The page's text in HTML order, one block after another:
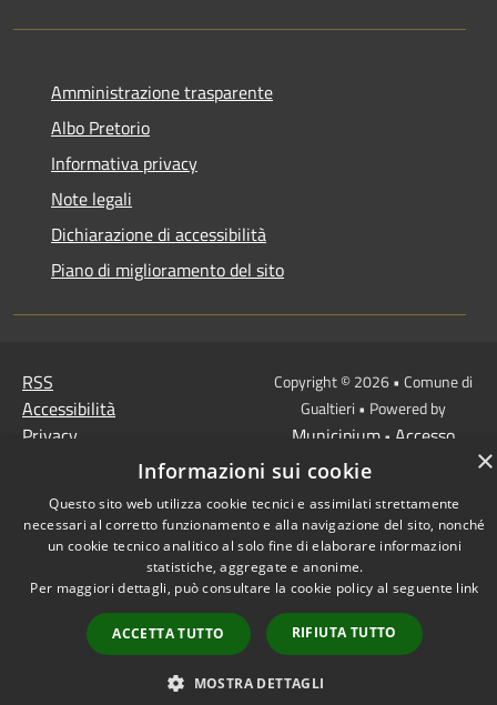
Amministrazione trasparente
Albo Pretorio
Informativa privacy
Note legali
Dichiarazione di accessibilità
Piano di miglioramento del sito
RSS
Accessibilità
Privacy
Copyright © 2026 • Comune di
Gualtieri • Powered by
Municipium• Accesso
redazione
×
Informazioni sui cookie
Questo sito web utilizza cookie tecnici e assimilati strettamente
necessari al corretto funzionamento e alla navigazione del sito, nonché
un cookie tecnico analitico al solo fine di elaborare informazioni
statistiche, aggregate e anonime.
Per maggiori dettagli, può consultare la cookie policy al seguente link
ACCETTA TUTTO RIFIUTA TUTTO
MOSTRA DETTAGLI